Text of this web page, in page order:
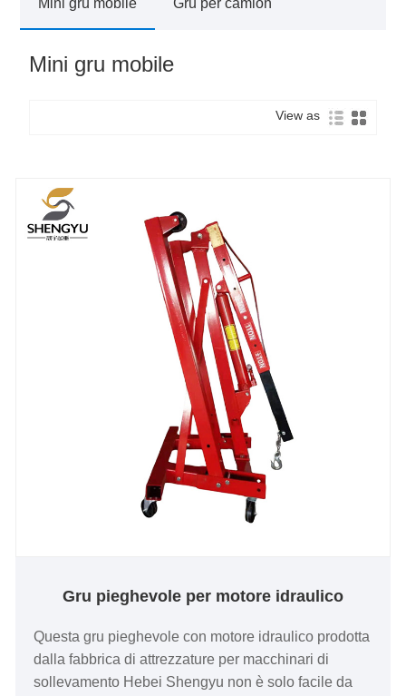
Mini gru mobile
View as
Gru pieghevole per motore idraulico
Questa gru pieghevole con motore idraulico prodotta
dalla fabbrica di attrezzature per macchinari di
sollevamento Hebei Shengyu non è solo facile da